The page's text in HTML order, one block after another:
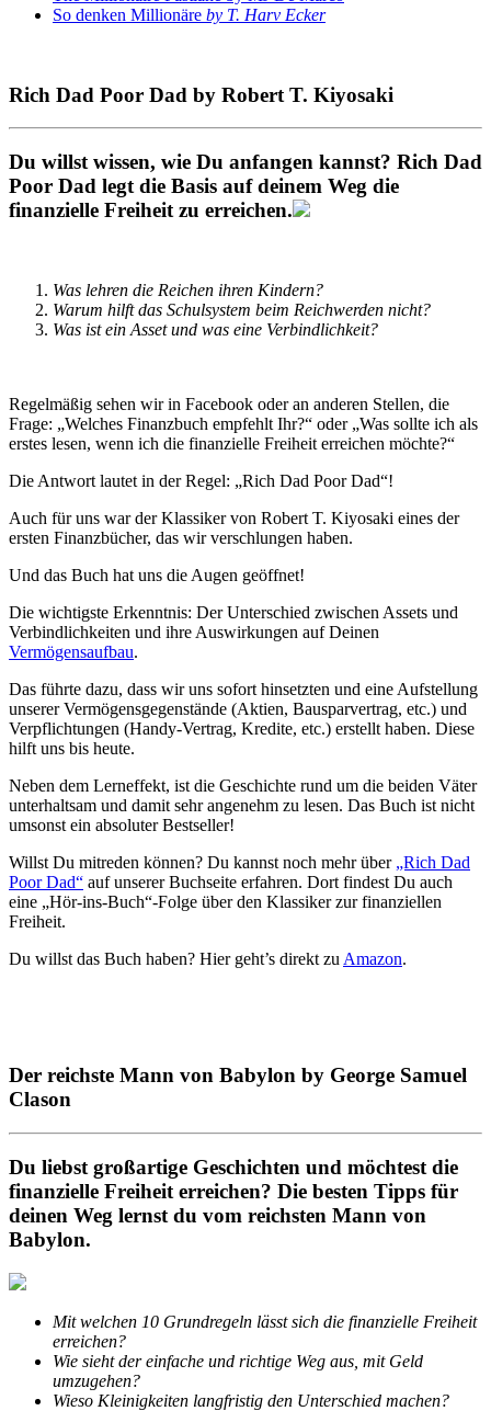
So denken Millionäre by T. Harv Ecker
Rich Dad Poor Dad by Robert T. Kiyosaki
Du willst wissen, wie Du anfangen kannst? Rich Dad
Poor Dad legt die Basis auf deinem Weg die
finanzielle Freiheit zu erreichen.
Was lehren die Reichen ihren Kindern?
Warum hilft das Schulsystem beim Reichwerden nicht?
Was ist ein Asset und was eine Verbindlichkeit?
Regelmäßig sehen wir in Facebook oder an anderen Stellen, die
Frage: „Welches Finanzbuch empfehlt Ihr?“ oder „Was sollte ich als
erstes lesen, wenn ich die finanzielle Freiheit erreichen möchte?“
Die Antwort lautet in der Regel: „Rich Dad Poor Dad“!
Auch für uns war der Klassiker von Robert T. Kiyosaki eines der
ersten Finanzbücher, das wir verschlungen haben.
Und das Buch hat uns die Augen geöffnet!
Die wichtigste Erkenntnis: Der Unterschied zwischen Assets und
Verbindlichkeiten und ihre Auswirkungen auf Deinen
Vermögensaufbau.
Das führte dazu, dass wir uns sofort hinsetzten und eine Aufstellung
unserer Vermögensgegenstände (Aktien, Bausparvertrag, etc.) und
Verpflichtungen (Handy-Vertrag, Kredite, etc.) erstellt haben. Diese
hilft uns bis heute.
Neben dem Lerneffekt, ist die Geschichte rund um die beiden Väter
unterhaltsam und damit sehr angenehm zu lesen. Das Buch ist nicht
umsonst ein absoluter Bestseller!
Willst Du mitreden können? Du kannst noch mehr über „Rich Dad
Poor Dad“ auf unserer Buchseite erfahren. Dort findest Du auch
eine „Hör-ins-Buch“-Folge über den Klassiker zur finanziellen
Freiheit.
Du willst das Buch haben? Hier geht’s direkt zu Amazon.
Der reichste Mann von Babylon by George Samuel
Clason
Du liebst großartige Geschichten und möchtest die
finanzielle Freiheit erreichen? Die besten Tipps für
deinen Weg lernst du vom reichsten Mann von
Babylon.
Mit welchen 10 Grundregeln lässt sich die finanzielle Freiheit
erreichen?
Wie sieht der einfache und richtige Weg aus, mit Geld
umzugehen?
Wieso Kleinigkeiten langfristig den Unterschied machen?